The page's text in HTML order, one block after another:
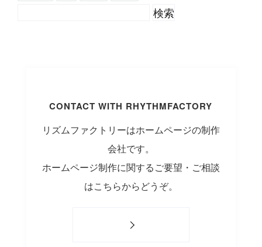
CONTACT WITH RHYTHMFACTORY
リズムファクトリーはホームページの制作
会社です。
ホームページ制作に関するご要望・ご相談
はこちらからどうぞ。